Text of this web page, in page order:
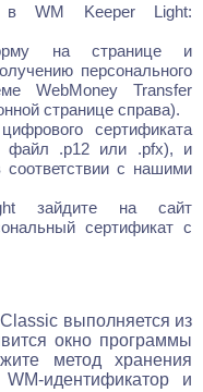
в WM Keeper Light:
на странице и
персонального
WebMoney Transfer
странице справа).
сертификата
файл .p12 или .pfx), и
соответствии с нашими
зайдите на сайт
сертификат с
выполняется из
окно программы
метод хранения
идентификатор и